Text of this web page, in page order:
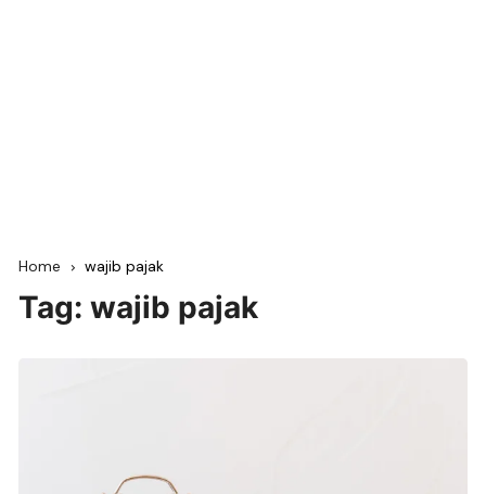
Home wajib pajak
Tag:wajib pajak